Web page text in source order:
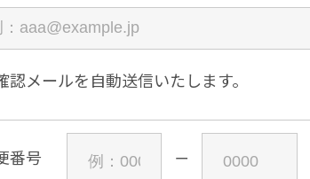
メールを自動送信いたします。
番号